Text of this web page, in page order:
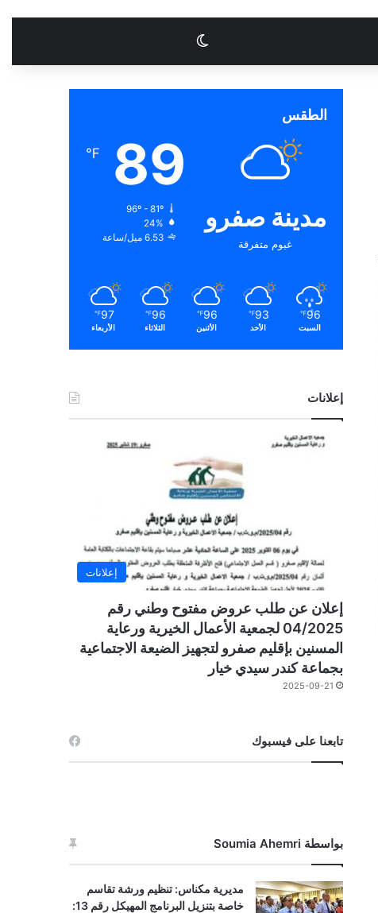
الوضع المظلم
الطقس
مدينة صفرو
غيوم متفرقة
89
℉
96º - 81º
24%
6.53 ميل/ساعة
96
℉
السبت
93
℉
الأحد
96
℉
الأثنين
96
℉
الثلاثاء
97
℉
الأربعاء
إعلانات
إعلانات
إعلان عن طلب عروض مفتوح وطني رقم
04/2025 لجمعية الأعمال الخيرية ورعاية
المسنين بإقليم صفرو لتجهيز الضيعة الاجتماعية
بجماعة كندر سيدي خيار
2025-09-21
تابعنا على فيسبوك
بواسطة Soumia Ahemri
مديرية مكناس: تنظيم ورشة تقاسم
خاصة بتنزيل البرنامج المهيكل رقم 13: